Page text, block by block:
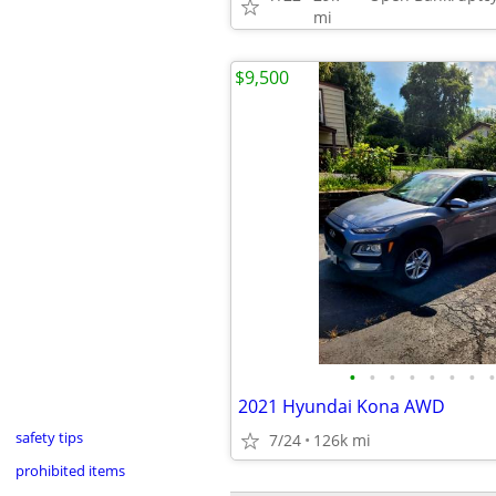
safety tips
prohibited items
mi
• • • • • • • •
2021 Hyundai Kona AWD
7/24 126k mi
$9,500